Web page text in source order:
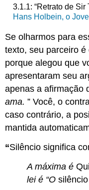
3.1.1: “Retrato de
Hans Holbein, o
Se olharmos para
texto, seu parceiro
porque alegou que
apresentaram seu
apenas a afirmação
ama.” Você, o
caso contrário, a
mantida
“Silêncio significa
A máxima é
lei é “O